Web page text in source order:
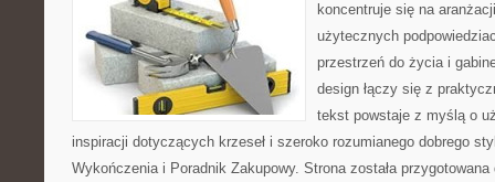
koncentruje się na
użytecznych
przestrzeń do życia i
design łączy się z
tekst powstaje z myślą o
inspiracji dotyczących krzeseł i szeroko rozumianego dobrego
Wykończenia i Poradnik Zakupowy. Strona została